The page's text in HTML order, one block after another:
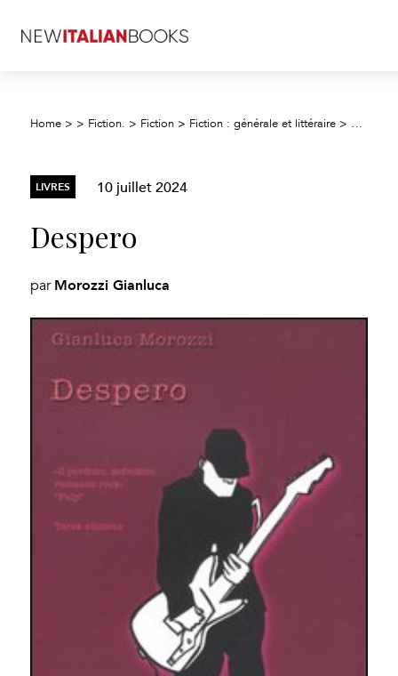
Home > > Fiction. > Fiction > Fiction : générale et littéraire > Despero
LIVRES 10 juillet 2024
Despero
par Morozzi Gianluca